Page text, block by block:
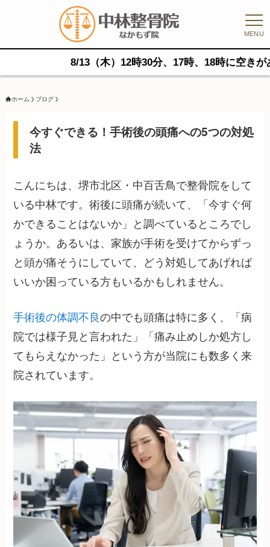
MENU
8/13（木）12時30分、17時、18時に空きがあります。
ホーム ブログ
今すぐできる！手術後の頭痛への5つの対処
法
こんにちは、堺市北区・中百舌鳥で整骨院をして
いる中林です。術後に頭痛が続いて、「今すぐ何
かできることはないか」と調べているところでし
ょうか。あるいは、家族が手術を受けてからずっ
と頭が痛そうにしていて、どう対処してあげれば
いいか困っている方もいるかもしれません。
手術後の体調不良の中でも頭痛は特に多く、「病
院では様子見と言われた」「痛み止めしか処方し
てもらえなかった」という方が当院にも数多く来
院されています。